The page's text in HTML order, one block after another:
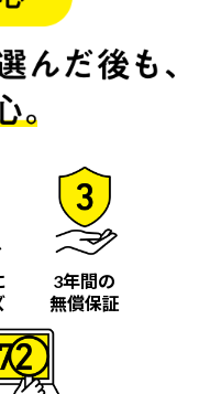
3年間の
無償保証